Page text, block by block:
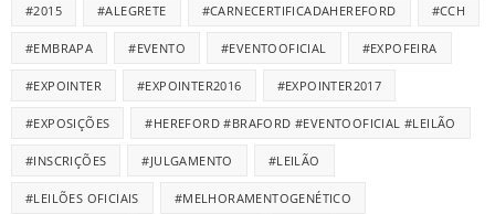
#2015 #ALEGRETE #CARNECERTIFICADAHEREFORD #CCH
#EMBRAPA #EVENTO #EVENTOOFICIAL #EXPOFEIRA
#EXPOINTER #EXPOINTER2016 #EXPOINTER2017
#EXPOSIÇÕES #HEREFORD #BRAFORD #EVENTOOFICIAL #LEILÃO
#INSCRIÇÕES #JULGAMENTO #LEILÃO
#LEILÕES OFICIAIS #MELHORAMENTOGENÉTICO